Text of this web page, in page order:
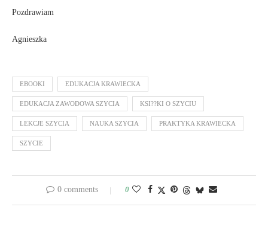
Pozdrawiam
Agnieszka
EBOOKI EDUKACJA KRAWIECKA
EDUKACJA ZAWODOWA SZYCIA KSI??KI O SZYCIU
LEKCJE SZYCIA NAUKA SZYCIA PRAKTYKA KRAWIECKA
SZYCIE
0 comments 0